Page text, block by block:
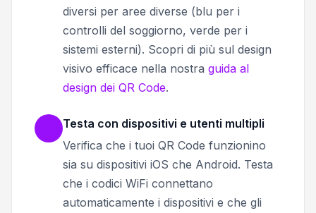
diversi per aree diverse (blu per i
controlli del soggiorno, verde per i
sistemi esterni). Scopri di più sul design
visivo efficace nella nostra guida al
design dei QR Code.
Testa con dispositivi e utenti multipli
Verifica che i tuoi QR Code funzionino
sia su dispositivi iOS che Android. Testa
che i codici WiFi connettano
automaticamente i dispositivi e che gli